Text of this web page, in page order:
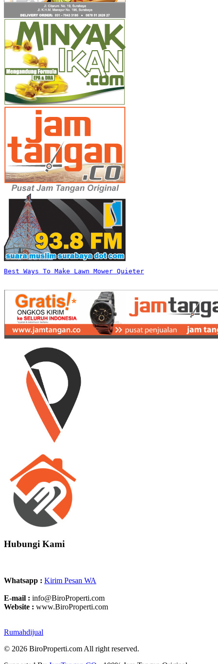
Best Ways To Make Lawn Mower Quieter
Hubungi Kami
Whatsapp : Kirim Pesan WA
E-mail : info@BiroProperti.com
Website : www.BiroProperti.com
Rumahdijual
© 2026 BiroProperti.com All right reserved.